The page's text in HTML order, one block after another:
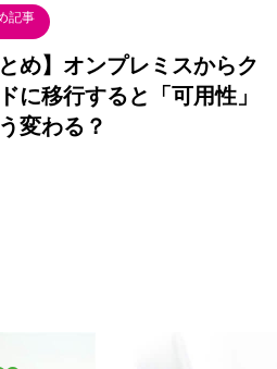
記事
とめ】オンプレミスからク
に移行すると「可用性」
変わる？